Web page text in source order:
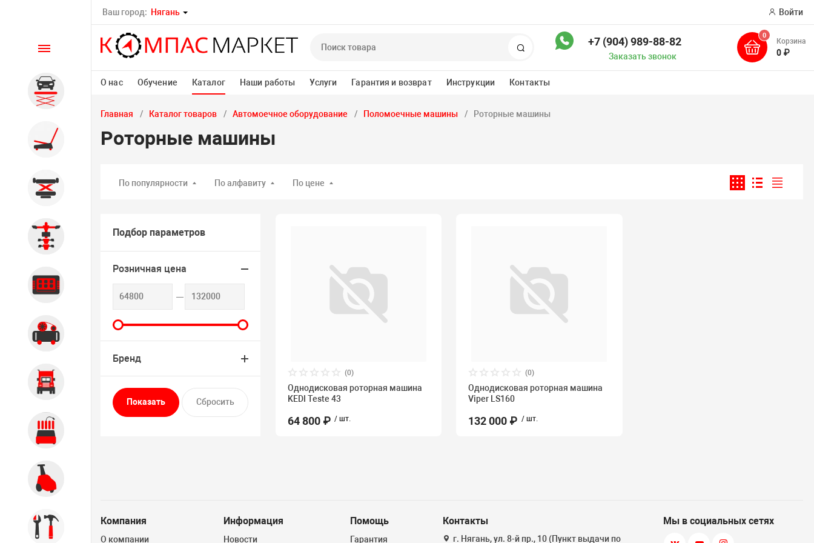
Ваш город: Нягань Войти
Поиск +7 (904) 989-88-82
Заказать звонок
0
Корзина
0 ₽
О нас Обучение Каталог Наши работы Услуги Гарантия и возврат Инструкции Контакты
Каталог
Автомобильные подъемники
Шиномонтажное
оборудование
Общегаражное
Стенды сход-развал
Диагностика
Компрессорное оборудование
Инструмент
Главная Каталог товаров Автомоечное оборудование Поломоечные машины Роторные машины
Роторные машины
По популярности По алфавиту По цене
Подбор параметров
Розничная цена
Бренд
(0)
Однодисковая роторная машина
KEDI Teste 43
64 800 ₽ / шт.
(0)
Однодисковая роторная машина
Viper LS160
132 000 ₽ / шт.
Компания
О компании
Информация
Новости
Помощь
Гарантия
Контакты
г. Нягань, ул. 8-й пр., 10 (Пункт выдачи по
Мы в социальных сетях